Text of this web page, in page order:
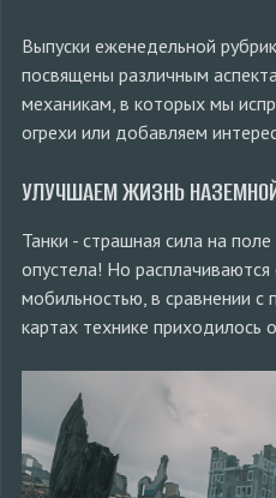
Выпуски еженедельной
посвящены различным
механикам, в которых мы
огрехи или добавляем
УЛУЧШАЕМ ЖИЗНЬ
Танки - страшная сила на
опустела! Но
мобильностью, в сравнении
картах технике приходилось